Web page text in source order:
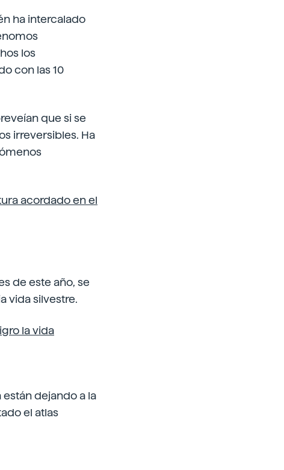
ha intercalado
los
con las 10
que si se
irreversibles. Ha
acordado en el
de este año, se
vida silvestre.
la vida
están dejando a la
el atlas